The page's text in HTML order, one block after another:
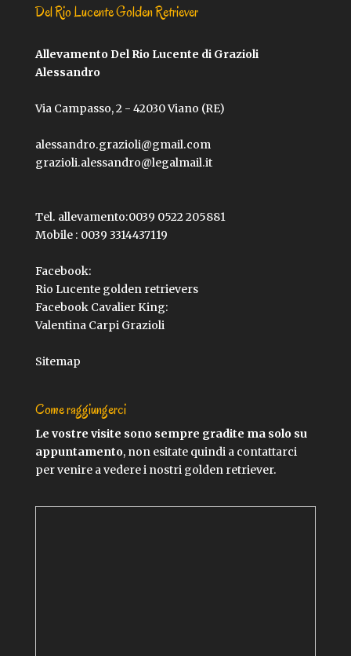
Del Rio Lucente Golden Retriever
Allevamento Del Rio Lucente di Grazioli
Alessandro
Via Campasso, 2 - 42030 Viano (RE)
alessandro.grazioli@gmail.com
grazioli.alessandro@legalmail.it
Tel. allevamento:0039 0522 205881
Mobile : 0039 3314437119
Facebook:
Rio Lucente golden retrievers
Facebook Cavalier King:
Valentina Carpi Grazioli
Sitemap
Come raggiungerci
Le vostre visite sono sempre gradite ma solo su
appuntamento, non esitate quindi a contattarci
per venire a vedere i nostri golden retriever.